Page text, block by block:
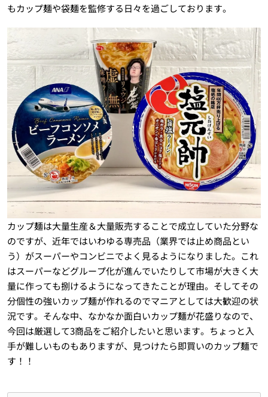
もカップ麺や袋麺を監修する日々を過ごしております。
カップ麺は大量生産＆大量販売することで成立していた分野な
のですが、近年ではいわゆる専売品（業界では止め商品とい
う）がスーパーやコンビニでよく見るようになりました。これ
はスーパーなどグループ化が進んでいたりして市場が大きく大
量に作っても捌けるようになってきたことが理由。そしてその
分個性の強いカップ麺が作れるのでマニアとしては大歓迎の状
況です。そんな中、なかなか面白いカップ麺が花盛りなので、
今回は厳選して3商品をご紹介したいと思います。ちょっと入
手が難しいものもありますが、見つけたら即買いのカップ麺で
す！！